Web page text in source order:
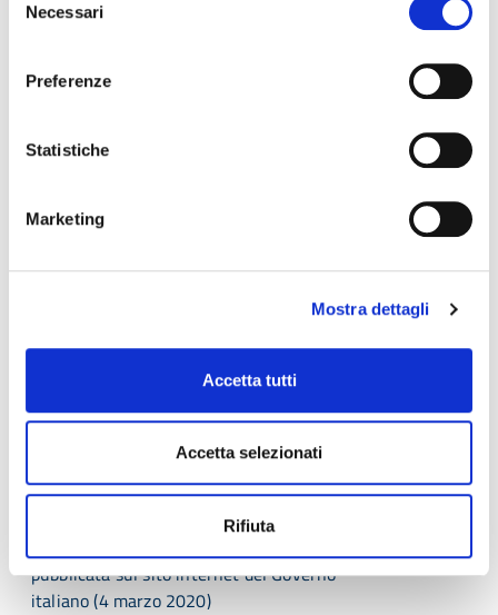
delNecessari
Preferenze
Statistiche
Marketing
Mostra dettagli
Accetta tutti
Accetta selezionati
Rifiuta
Condividi
Approfondimenti
pubblicata sul sito internet del Governo
italiano (4 marzo 2020)